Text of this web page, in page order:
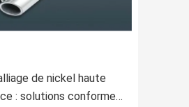
de nickel haute
: solutions conformes